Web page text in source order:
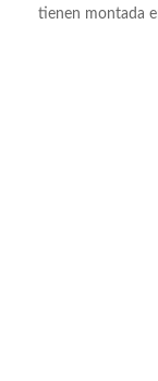
tienen montada